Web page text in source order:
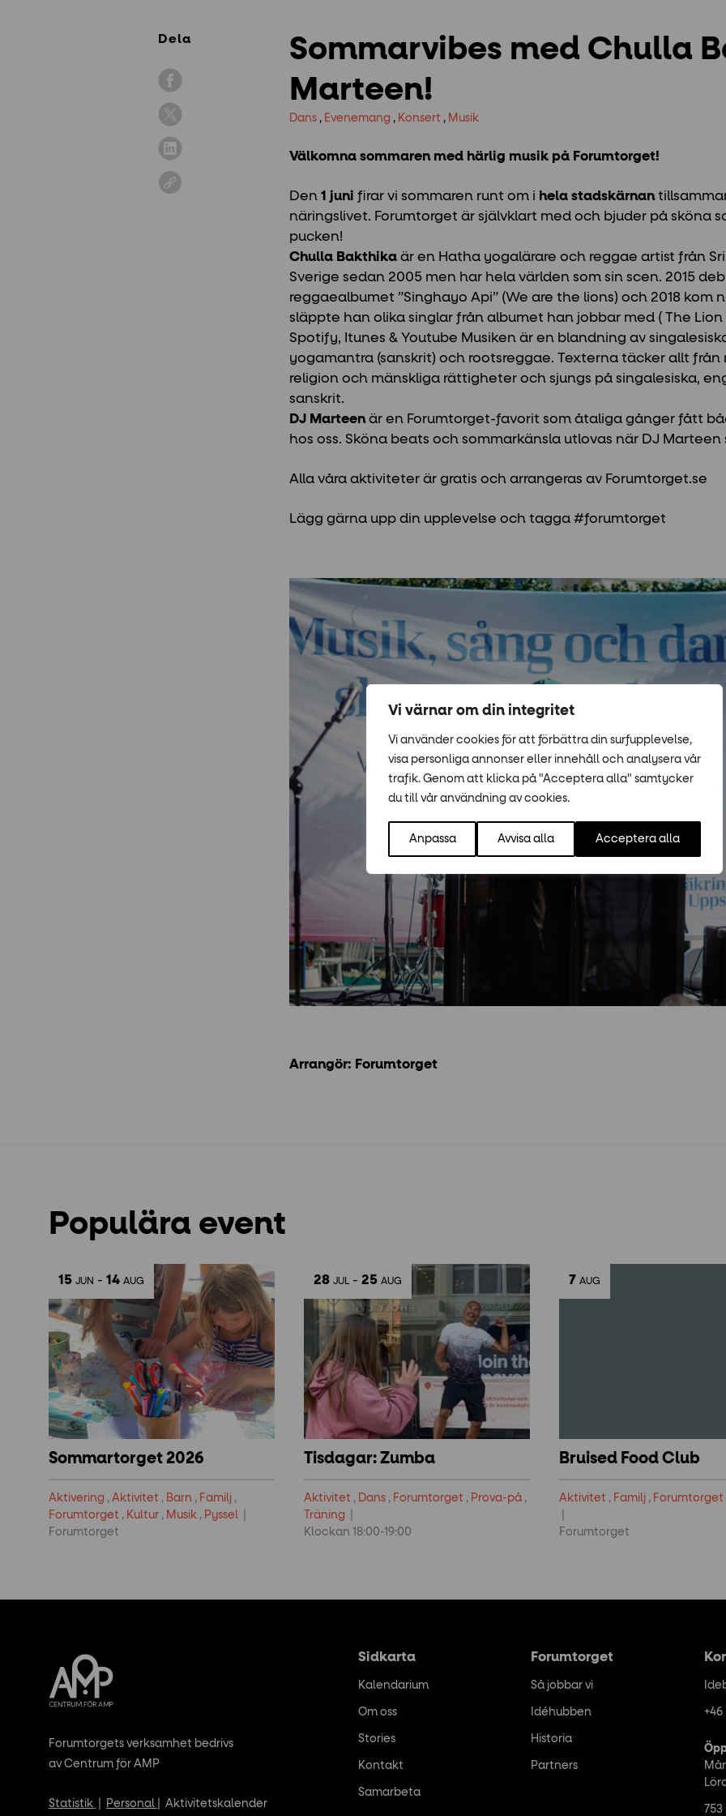
Vi värnar om din integritet
Vi använder cookies för att förbättra din surfupplevelse,
visa personliga annonser eller innehåll och analysera vår
trafik. Genom att klicka på "Acceptera alla" samtycker
du till vår användning av cookies.
Anpassa Avvisa alla Acceptera alla
Dela
Sommarvibes med Chulla
Marteen!
Dans , Evenemang , Konsert , Musik
Välkomna sommaren med härlig musik på Forumtorget!
Den 1 juni firar vi sommaren runt om i hela stadskärnan
näringslivet. Forumtorget är självklart med och bjuder på sköna
pucken!
Chulla Bakthika är en Hatha yogalärare och reggae artist från
Sverige sedan 2005 men har hela världen som sin scen. 2015
reggaealbumet ”Singhayo Api” (We are the lions) och 2018 kom
släppte han olika singlar från albumet han jobbar med ( The Lion
Spotify, Itunes & Youtube Musiken är en blandning av
yogamantra (sanskrit) och rootsreggae. Texterna täcker allt från
religion och mänskliga rättigheter och sjungs på singalesiska,
sanskrit.
DJ Marteenär en Forumtorget-favorit som åtaliga gånger fått
hos oss. Sköna beats och sommarkänsla utlovas när DJ Marteen
Alla våra aktiviteter är gratis och arrangeras av Forumtorget.se
Lägg gärna upp din upplevelse och tagga #forumtorget
Arrangör: Forumtorget
Populära event
15 JUN - 14 AUG
Sommartorget 2026
Aktivering , Aktivitet , Barn , Familj ,
Forumtorget , Kultur , Musik , Pyssel
Forumtorget
28 JUL - 25 AUG
Tisdagar: Zumba
Aktivitet , Dans , Forumtorget , Prova-på ,
Träning
Klockan 18:00-19:00
7 AUG
Bruised Food Club
Aktivitet , Familj , Forumtorget
Forumtorget
Forumtorgets verksamhet bedrivs
av Centrum för AMP
Statistik Personal Aktivitetskalender
Sidkarta
Kalendarium
Om oss
Stories
Kontakt
Samarbeta
Forumtorget
Så jobbar vi
Idéhubben
Historia
Partners
+46